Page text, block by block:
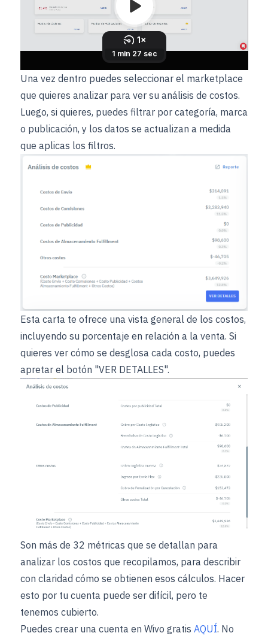
Una vez dentro puedes seleccionar el marketplace
que quieres analizar para ver su análisis de costos.
Luego, si quieres, puedes filtrar por categoría, marca
o publicación, y los datos se actualizan a medida
que aplicas los filtros.
Esta carta te ofrece una vista general de los costos,
incluyendo su porcentaje en relación a la venta. Si
quieres ver cómo se desglosa cada costo, puedes
apretar el botón "VER DETALLES".
Son más de 32 métricas que se detallan para
analizar los costos que recopilamos, para describir
con claridad cómo se obtienen esos cálculos. Hacer
esto por tu cuenta puede ser difícil, pero te
tenemos cubierto.
Puedes crear una cuenta en Wivo gratis AQUÍ. No